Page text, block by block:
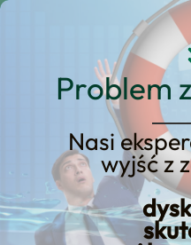
Problem
Nasi
wyjść z
Przejdź